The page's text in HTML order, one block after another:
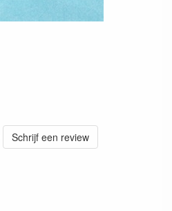
Schrijf een review